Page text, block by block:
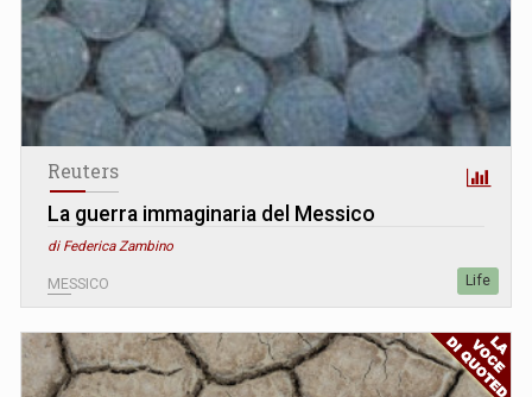
Reuters
La guerra immaginaria del Messico
di Federica Zambino
MESSICO Life